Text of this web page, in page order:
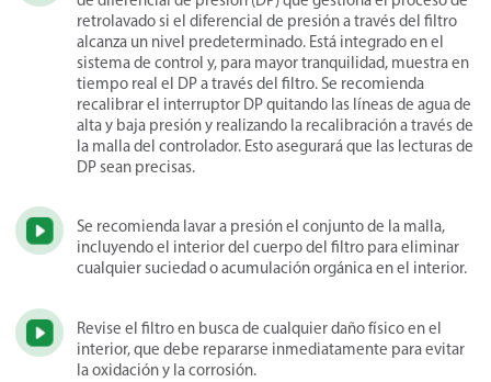
retrolavado si el diferencial de presión a través del filtro
alcanza un nivel predeterminado. Está integrado en el
sistema de control y, para mayor tranquilidad, muestra en
tiempo real el DP a través del filtro. Se recomienda
recalibrar el interruptor DP quitando las líneas de agua de
alta y baja presión y realizando la recalibración a través de
la malla del controlador. Esto asegurará que las lecturas de
DP sean precisas.
Se recomienda lavar a presión el conjunto de la malla,
incluyendo el interior del cuerpo del filtro para eliminar
cualquier suciedad o acumulación orgánica en el interior.
Revise el filtro en busca de cualquier daño físico en el
interior, que debe repararse inmediatamente para evitar
la oxidación y la corrosión.